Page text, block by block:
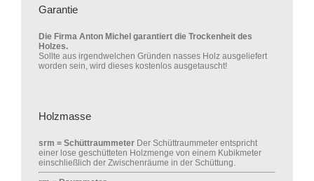
Garantie
Die Firma Anton Michel garantiert die Trockenheit des
Holzes.
Sollte aus irgendwelchen Gründen nasses Holz ausgeliefert
worden sein, wird dieses kostenlos ausgetauscht!
Holzmasse
srm = Schüttraummeter Der Schüttraummeter entspricht
einer lose geschütteten Holzmenge von einem Kubikmeter
einschließlich der Zwischenräume in der Schüttung.